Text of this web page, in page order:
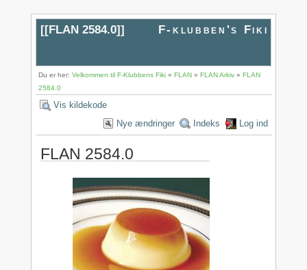
[[FLAN 2584.0]] F-klubben's Fiki
Du er her:Velkommen til F-Klubbens Fiki »FLAN »FLAN Arkiv »FLAN
2584.0
Vis kildekode
Nye ændringer
Indeks Log ind
FLAN 2584.0